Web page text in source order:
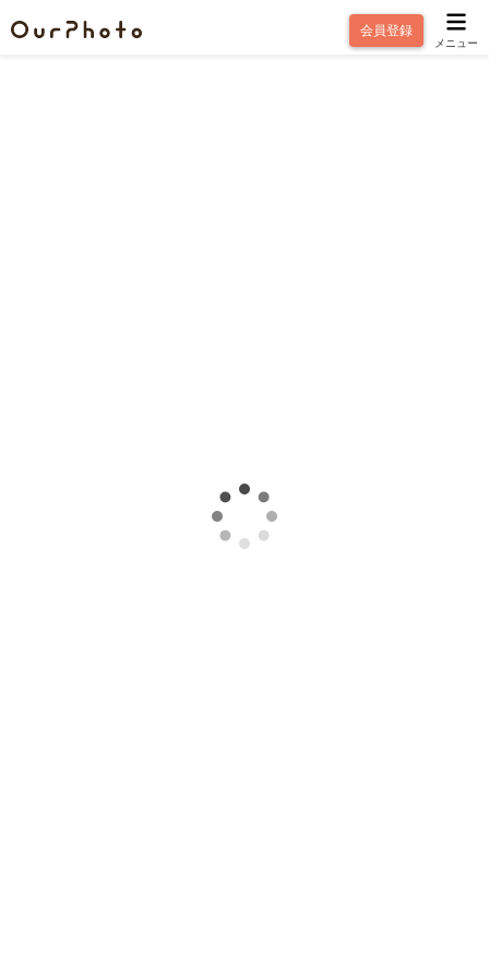
会員登録
メニュー